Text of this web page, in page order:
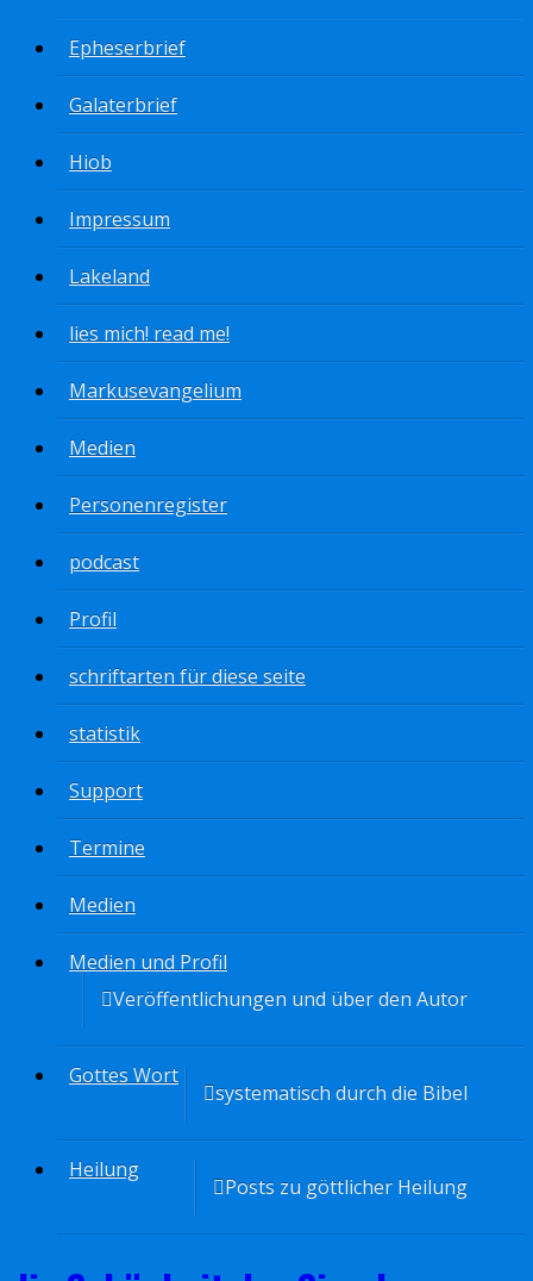
Epheserbrief
Galaterbrief
Hiob
Impressum
Lakeland
lies mich! read me!
Markusevangelium
Medien
Personenregister
podcast
Profil
schriftarten für diese seite
statistik
Support
Termine
Medien
Medien und Profil
Veröffentlichungen und über den Autor
Gottes Wort
systematisch durch die Bibel
Heilung
Posts zu göttlicher Heilung